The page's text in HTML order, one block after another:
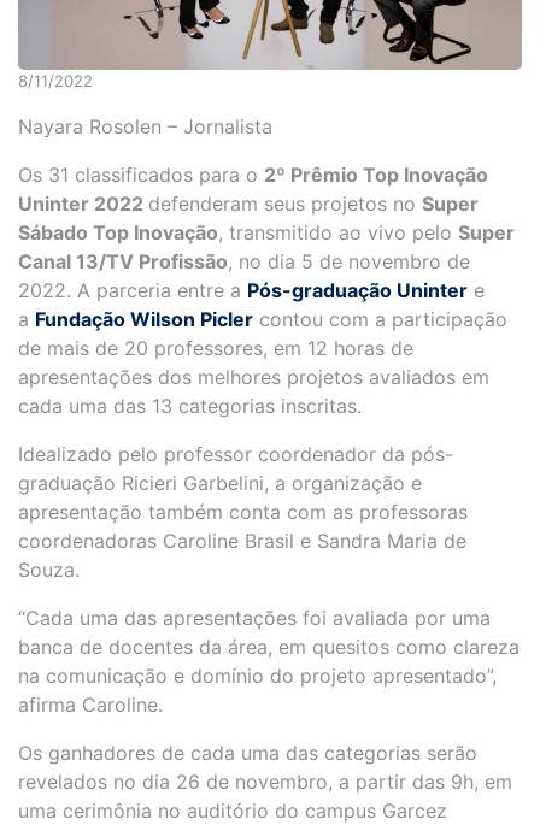
8/11/2022
Nayara Rosolen – Jornalista
Os 31 classificados para o 2º Prêmio Top Inovação
Uninter 2022 defenderam seus projetos no Super
Sábado Top Inovação, transmitido ao vivo pelo Super
Canal 13/TV Profissão, no dia 5 de novembro de
2022. A parceria entre a Pós-graduação Uninter e
a Fundação Wilson Picler contou com a participação
de mais de 20 professores, em 12 horas de
apresentações dos melhores projetos avaliados em
cada uma das 13 categorias inscritas.
Idealizado pelo professor coordenador da pós-
graduação Ricieri Garbelini, a organização e
apresentação também conta com as professoras
coordenadoras Caroline Brasil e Sandra Maria de
Souza.
“Cada uma das apresentações foi avaliada por uma
banca de docentes da área, em quesitos como clareza
na comunicação e domínio do projeto apresentado”,
afirma Caroline.
Os ganhadores de cada uma das categorias serão
revelados no dia 26 de novembro, a partir das 9h, em
uma cerimônia no auditório do campus Garcez